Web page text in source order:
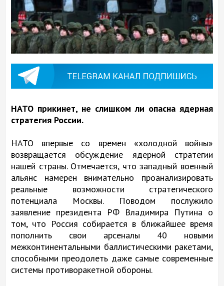
НАТО прикинет, не слишком ли опасна ядерная
стратегия России.
НАТО впервые со времен «холодной войны»
возвращается обсуждение ядерной стратегии
нашей страны. Отмечается, что западный военный
альянс намерен внимательно проанализировать
реальные возможности стратегического
потенциала Москвы. Поводом послужило
заявление президента РФ Владимира Путина о
том, что Россия собирается в ближайшее время
пополнить свои арсеналы 40 новыми
межконтинентальными баллистическими ракетами,
способными преодолеть даже самые современные
системы противоракетной обороны.